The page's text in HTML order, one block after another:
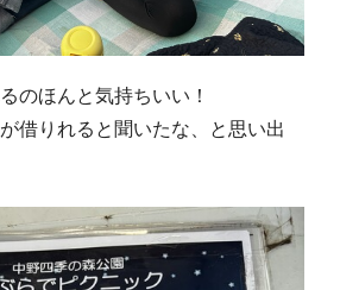
のほんと気持ちいい！
借りれると聞いたな、と思い出